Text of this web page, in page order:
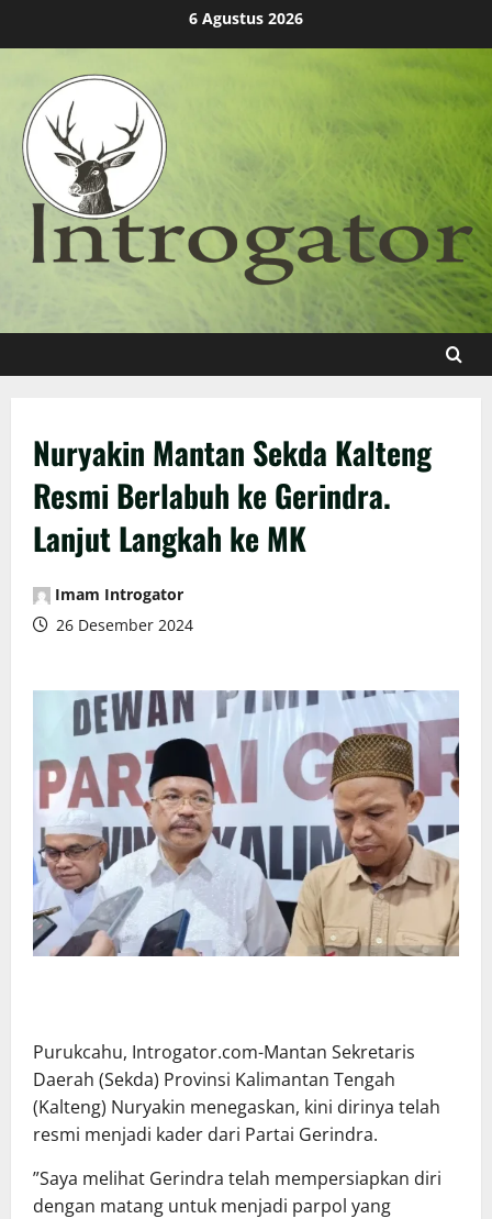
6 Agustus 2026
Nuryakin Mantan Sekda Kalteng
Resmi Berlabuh ke Gerindra.
Lanjut Langkah ke MK
Imam Introgator
26 Desember 2024
Purukcahu, Introgator.com-Mantan Sekretaris
Daerah (Sekda) Provinsi Kalimantan Tengah
(Kalteng) Nuryakin menegaskan, kini dirinya telah
resmi menjadi kader dari Partai Gerindra.
”Saya melihat Gerindra telah mempersiapkan diri
dengan matang untuk menjadi parpol yang